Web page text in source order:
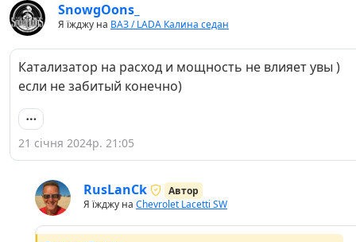
SnowgOons_
Я їжджу на ВАЗ / LADA Калина седан
Катализатор на расход и мощность не влияет увы )
если не забитый конечно)
21 січня 2024р. 21:05
RusLanCk
Автор
Я їжджу на Chevrolet Lacetti SW